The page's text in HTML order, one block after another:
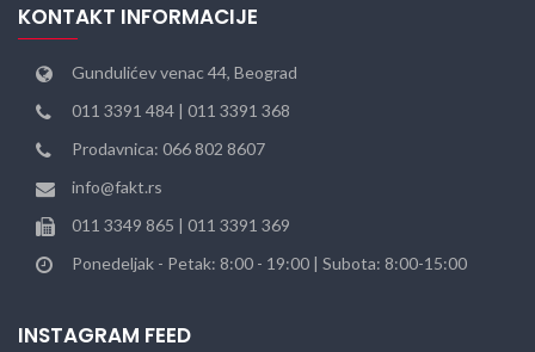
KONTAKT INFORMACIJE
Gundulićev venac 44, Beograd
011 3391 484 | 011 3391 368
Prodavnica: 066 802 8607
info@fakt.rs
011 3349 865 | 011 3391 369
Ponedeljak - Petak: 8:00 - 19:00 | Subota: 8:00-15:00
INSTAGRAM FEED